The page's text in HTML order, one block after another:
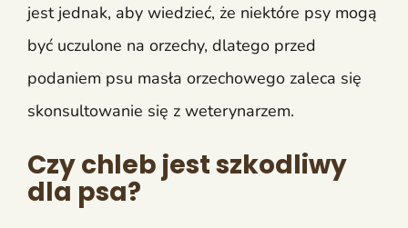
jest jednak, aby wiedzieć, że niektóre psy mogą
być uczulone na orzechy, dlatego przed
podaniem psu masła orzechowego zaleca się
skonsultowanie się z weterynarzem.
Czy chleb jest szkodliwy
dla psa?